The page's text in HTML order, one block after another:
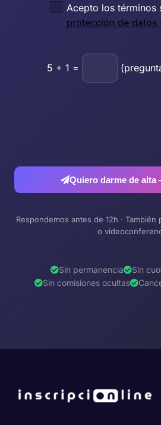
Acepto los términos
protección de datos
5 + 1 =
Quiero darme de
Respondemos antes de 12h ·
o
Sin permanencia
Sin
Sin comisiones ocultas